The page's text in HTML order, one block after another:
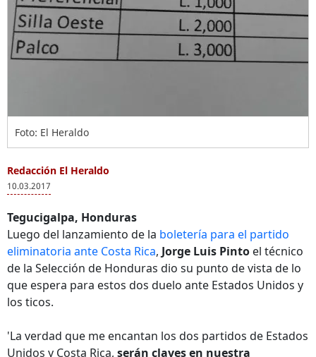
Foto: El Heraldo
Redacción El Heraldo
10.03.2017
Tegucigalpa, Honduras
Luego del lanzamiento de la boletería para el partido
eliminatoria ante Costa Rica, Jorge Luis Pinto el técnico
de la Selección de Honduras dio su punto de vista de lo
que espera para estos dos duelo ante Estados Unidos y
los ticos.
'La verdad que me encantan los dos partidos de Estados
Unidos y Costa Rica, serán claves en nuestra